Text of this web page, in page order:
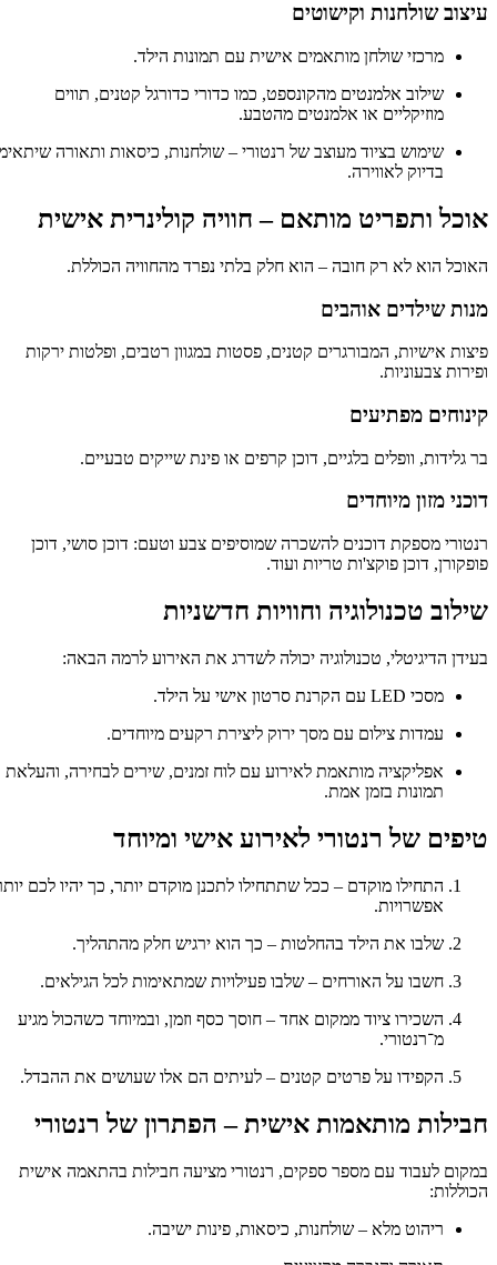
עיצוב שולחנות וקישוטים
מרכזי שולחן מותאמים אישית עם תמונות הילד.
שילוב אלמנטים מהקונספט, כמו כדורי כדורגל קטנים, תווים
מוזיקליים או אלמנטים מהטבע.
שימוש בציוד מעוצב של רנטורי – שולחנות, כיסאות ותאורה שיתאימו
בדיוק לאווירה.
אוכל ותפריט מותאם – חוויה קולינרית אישית
האוכל הוא לא רק חובה – הוא חלק בלתי נפרד מהחוויה הכוללת.
מנות שילדים אוהבים
פיצות אישיות, המבורגרים קטנים, פסטות במגוון רטבים, ופלטות ירקות
ופירות צבעוניות.
קינוחים מפתיעים
בר גלידות, וופלים בלגיים, דוכן קרפים או פינת שייקים טבעיים.
דוכני מזון מיוחדים
רנטורי מספקת דוכנים להשכרה שמוסיפים צבע וטעם: דוכן סושי, דוכן
פופקורן, דוכן פוקצ'ות טריות ועוד.
שילוב טכנולוגיה וחוויות חדשניות
בעידן הדיגיטלי, טכנולוגיה יכולה לשדרג את האירוע לרמה הבאה:
מסכי LED עם הקרנת סרטון אישי על הילד.
עמדות צילום עם מסך ירוק ליצירת רקעים מיוחדים.
אפליקציה מותאמת לאירוע עם לוח זמנים, שירים לבחירה, והעלאת
תמונות בזמן אמת.
טיפים של רנטורי לאירוע אישי ומיוחד
התחילו מוקדם – ככל שתתחילו לתכנן מוקדם יותר, כך יהיו לכם יותר
אפשרויות.
שלבו את הילד בהחלטות – כך הוא ירגיש חלק מהתהליך.
חשבו על האורחים – שלבו פעילויות שמתאימות לכל הגילאים.
השכירו ציוד ממקום אחד – חוסך כסף וזמן, ובמיוחד כשהכול מגיע
מ־רנטורי.
הקפידו על פרטים קטנים – לעיתים הם אלו שעושים את ההבדל.
חבילות מותאמות אישית – הפתרון של רנטורי
במקום לעבוד עם מספר ספקים, רנטורי מציעה חבילות בהתאמה אישית
הכוללות:
ריהוט מלא – שולחנות, כיסאות, פינות ישיבה.